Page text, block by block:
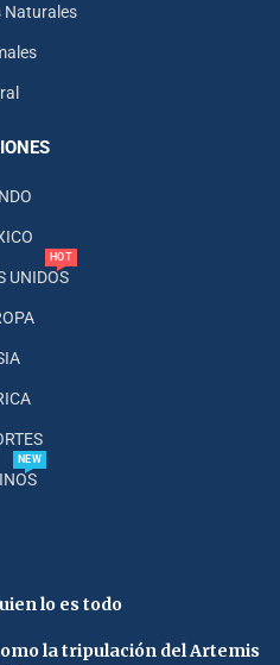
Naturales
UNIDOS
HOT
NEW
lo es todo
la tripulación del Artemis